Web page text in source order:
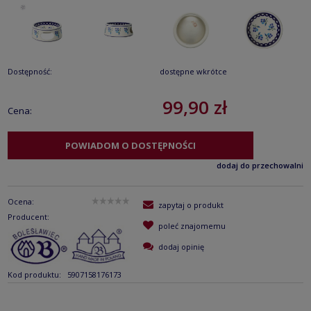
Dostępność: dostępne wkrótce
Cena: 99,90 zł
POWIADOM O DOSTĘPNOŚCI
dodaj do przechowalni
Ocena:
Producent:
Kod produktu: 5907158176173
zapytaj o produkt
poleć znajomemu
dodaj opinię